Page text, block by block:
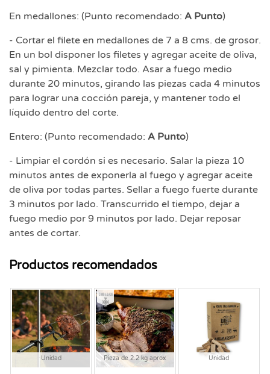
En medallones: (Punto recomendado: A Punto)
- Cortar el filete en medallones de 7 a 8 cms. de grosor.
En un bol disponer los filetes y agregar aceite de oliva,
sal y pimienta. Mezclar todo. Asar a fuego medio
durante 20 minutos, girando las piezas cada 4 minutos
para lograr una cocción pareja, y mantener todo el
líquido dentro del corte.
Entero: (Punto recomendado: A Punto)
- Limpiar el cordón si es necesario. Salar la pieza 10
minutos antes de exponerla al fuego y agregar aceite
de oliva por todas partes. Sellar a fuego fuerte durante
3 minutos por lado. Transcurrido el tiempo, dejar a
fuego medio por 9 minutos por lado. Dejar reposar
antes de cortar.
Productos recomendados
Unidad Pieza de 2.2 kg aprox
Congelado
Unidad